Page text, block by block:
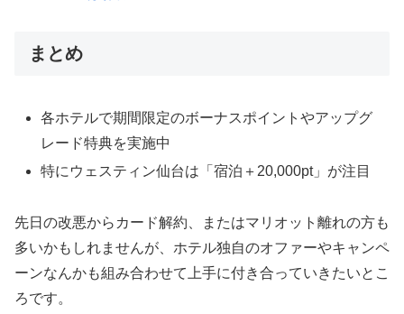
まとめ
各ホテルで期間限定のボーナスポイントやアップグ
レード特典を実施中
特にウェスティン仙台は「宿泊＋20,000pt」が注目
先日の改悪からカード解約、またはマリオット離れの方も
多いかもしれませんが、ホテル独自のオファーやキャンペ
ーンなんかも組み合わせて上手に付き合っていきたいとこ
ろです。